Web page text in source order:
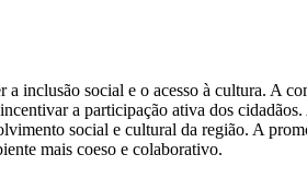
social e o acesso à cultura. A
a participação ativa dos
social e cultural da região. A
mais coeso e colaborativo.